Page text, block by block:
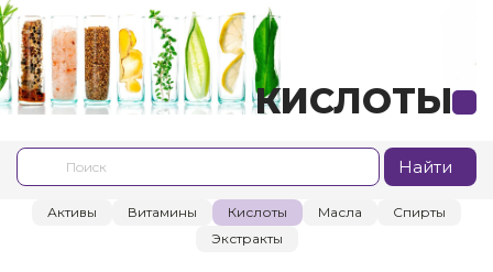
КИСЛОТЫ
Найти
Активы Витамины Кислоты Масла
Спирты
Экстракты